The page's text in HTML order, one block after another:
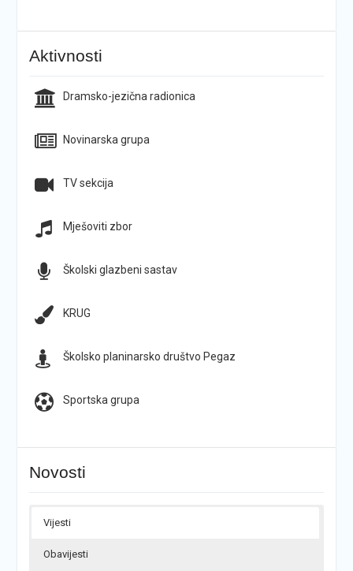
Aktivnosti
Dramsko-jezična radionica
Novinarska grupa
TV sekcija
Mješoviti zbor
Školski glazbeni sastav
KRUG
Školsko planinarsko društvo Pegaz
Sportska grupa
Novosti
Vijesti
Obavijesti